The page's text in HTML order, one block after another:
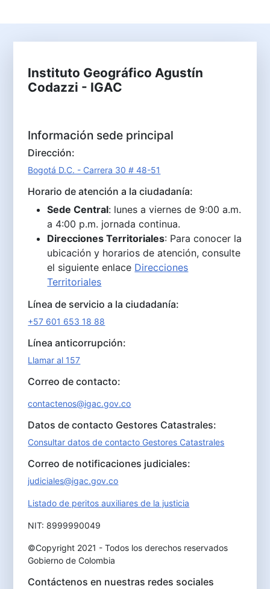
Instituto Geográfico Agustín
Codazzi - IGAC
Información sede principal
Dirección:
Bogotá D.C. - Carrera 30 # 48-51
Horario de atención a la ciudadanía:
Sede Central: lunes a viernes de 9:00 a.m.
a 4:00 p.m. jornada continua.
Direcciones Territoriales: Para conocer la
ubicación y horarios de atención, consulte
el siguiente enlace Direcciones
Territoriales
Línea de servicio a la ciudadanía:
+57 601 653 18 88
Línea anticorrupción:
Llamar al 157
Correo de contacto:
contactenos@igac.gov.co
Datos de contacto Gestores Catastrales:
Consultar datos de contacto Gestores Catastrales
Correo de notificaciones judiciales:
judiciales@igac.gov.co
Listado de peritos auxiliares de la justicia
NIT: 8999990049
©Copyright 2021 - Todos los derechos reservados
Gobierno de Colombia
Contáctenos en nuestras redes sociales